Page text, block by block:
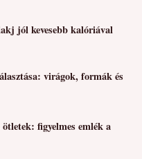
jól kevesebb kalóriával
virágok, formák és
figyelmes emlék a